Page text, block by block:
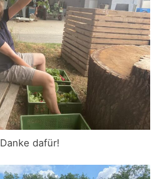
Danke dafür!